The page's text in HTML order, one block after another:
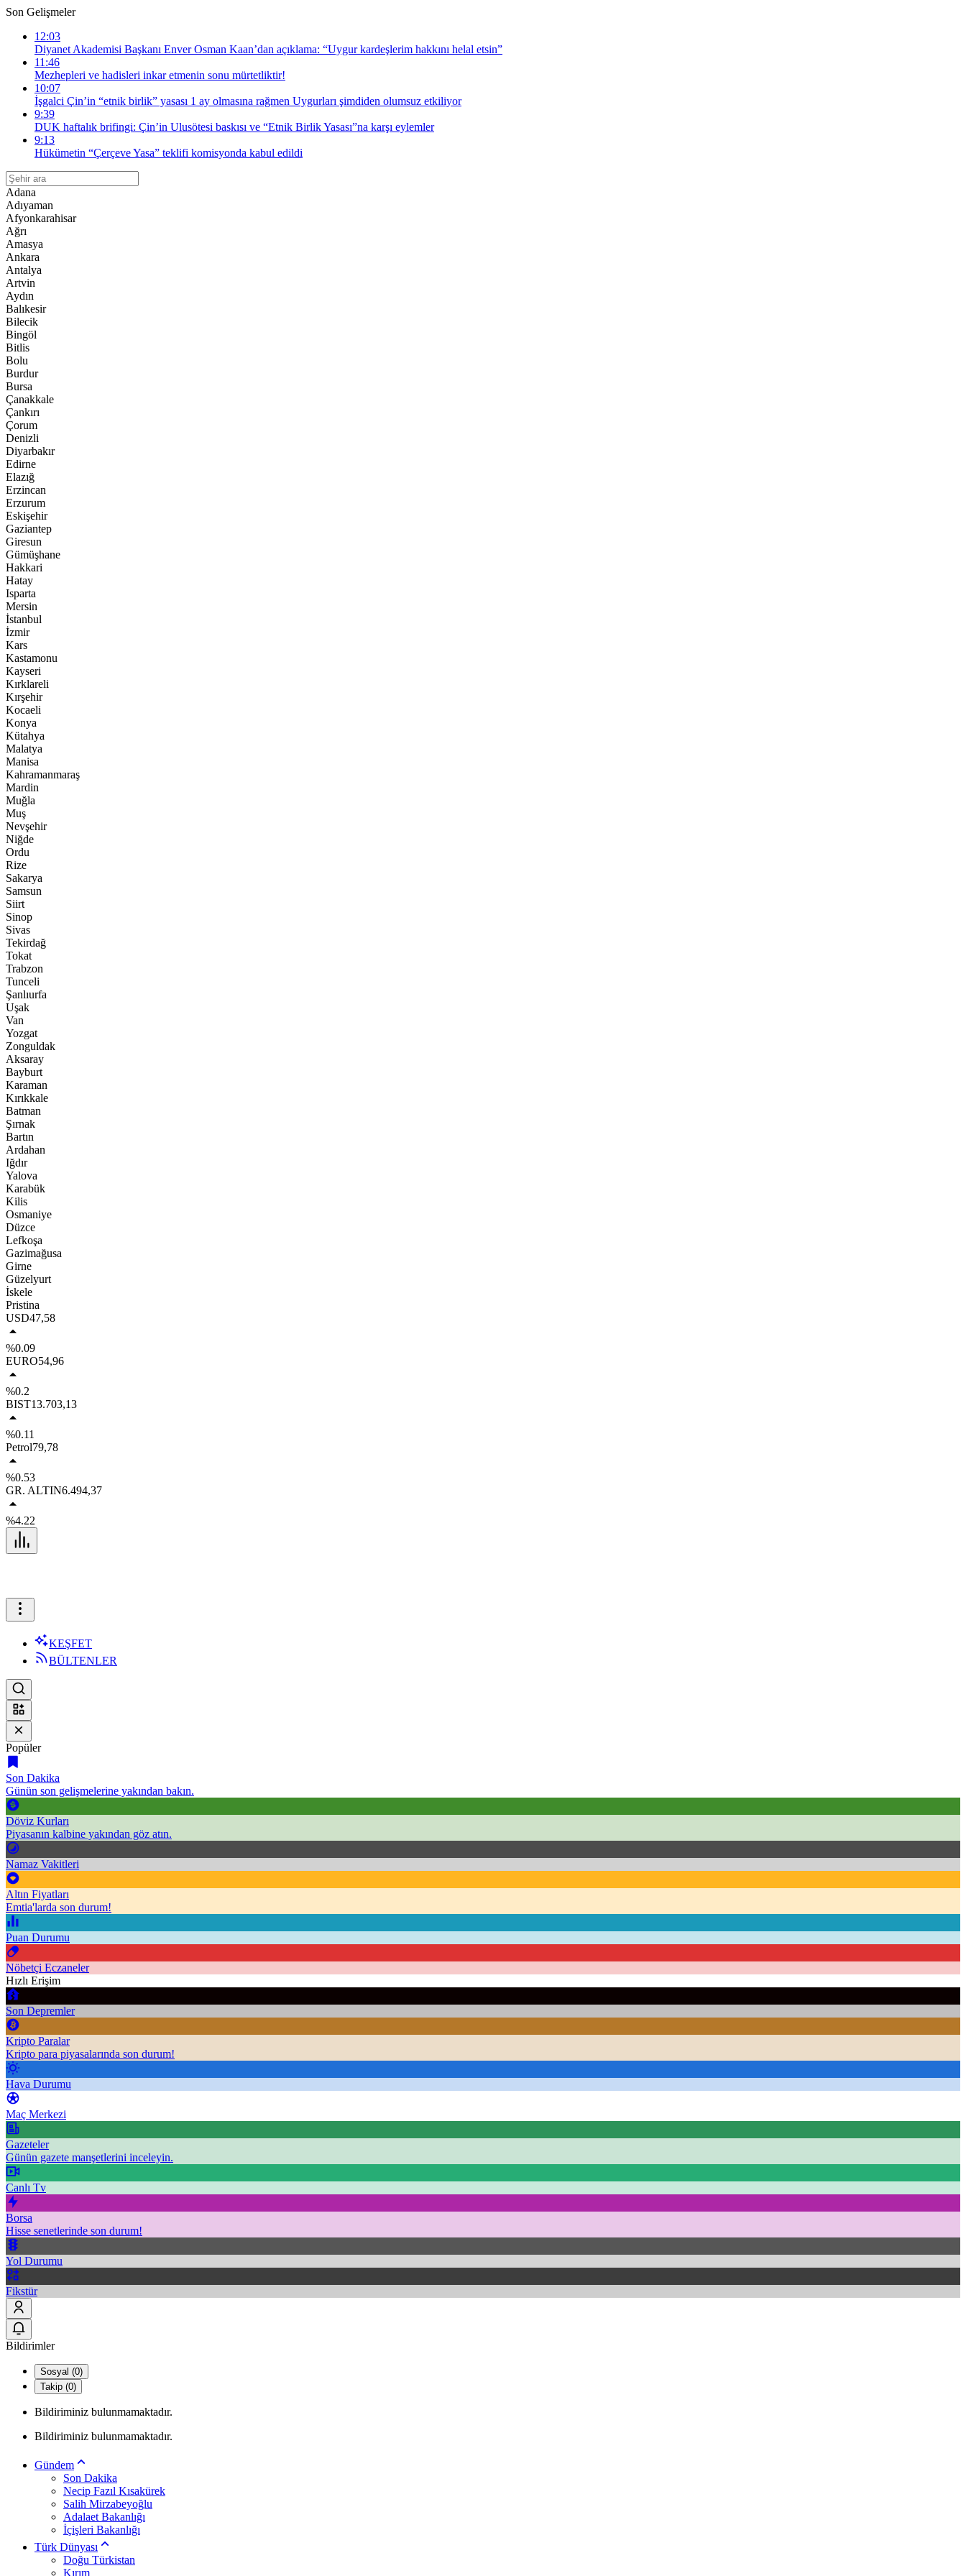
Son Gelişmeler
12:03
Diyanet Akademisi Başkanı Enver Osman Kaan’dan açıklama: “Uygur kardeşlerim hakkını helal etsin”
11:46
Mezhepleri ve hadisleri inkar etmenin sonu mürtetliktir!
10:07
İşgalci Çin’in “etnik birlik” yasası 1 ay olmasına rağmen Uygurları şimdiden olumsuz etkiliyor
9:39
DUK haftalık brifingi: Çin’in Ulusötesi baskısı ve “Etnik Birlik Yasası”na karşı eylemler
9:13
Hükümetin “Çerçeve Yasa” teklifi komisyonda kabul edildi
Adana
Adıyaman
Afyonkarahisar
Ağrı
Amasya
Ankara
Antalya
Artvin
Aydın
Balıkesir
Bilecik
Bingöl
Bitlis
Bolu
Burdur
Bursa
Çanakkale
Çankırı
Çorum
Denizli
Diyarbakır
Edirne
Elazığ
Erzincan
Erzurum
Eskişehir
Gaziantep
Giresun
Gümüşhane
Hakkari
Hatay
Isparta
Mersin
İstanbul
İzmir
Kars
Kastamonu
Kayseri
Kırklareli
Kırşehir
Kocaeli
Konya
Kütahya
Malatya
Manisa
Kahramanmaraş
Mardin
Muğla
Muş
Nevşehir
Niğde
Ordu
Rize
Sakarya
Samsun
Siirt
Sinop
Sivas
Tekirdağ
Tokat
Trabzon
Tunceli
Şanlıurfa
Uşak
Van
Yozgat
Zonguldak
Aksaray
Bayburt
Karaman
Kırıkkale
Batman
Şırnak
Bartın
Ardahan
Iğdır
Yalova
Karabük
Kilis
Osmaniye
Düzce
Lefkoşa
Gazimağusa
Girne
Güzelyurt
İskele
Pristina
USD47,58
%0.09
EURO54,96
%0.2
BIST13.703,13
%0.11
Petrol79,78
%0.53
GR. ALTIN6.494,37
%4.22
KEŞFET
BÜLTENLER
Popüler
Son Dakika
Günün son gelişmelerine yakından bakın.
Döviz Kurları
Piyasanın kalbine yakından göz atın.
Namaz Vakitleri
Altın Fiyatları
Emtia'larda son durum!
Puan Durumu
Nöbetçi Eczaneler
Hızlı Erişim
Son Depremler
Kripto Paralar
Kripto para piyasalarında son durum!
Hava Durumu
Maç Merkezi
Gazeteler
Günün gazete manşetlerini inceleyin.
Canlı Tv
Borsa
Hisse senetlerinde son durum!
Yol Durumu
Fikstür
Bildirimler
Sosyal (0)
Takip (0)
Bildiriminiz bulunmamaktadır.
Bildiriminiz bulunmamaktadır.
Gündem
Son Dakika
Necip Fazıl Kısakürek
Salih Mirzabeyoğlu
Adalaet Bakanlığı
İçişleri Bakanlığı
Türk Dünyası
Doğu Türkistan
Kırım